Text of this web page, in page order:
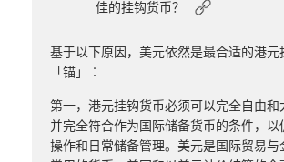
佳的挂钩货币？
基于以下原因，美元依然是最合适的港元
「锚」︰
第一，港元挂钩货币必须可以完全自由和
并完全符合作为国际储备货币的条件，以
操作和日常储备管理。美元是国际贸易与